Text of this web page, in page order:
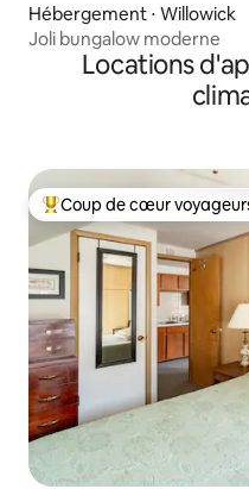
Hébergement ⋅ Willowick
Joli bungalow moderne
Locations
Coups de cœur voyageurs
Coup de cœur